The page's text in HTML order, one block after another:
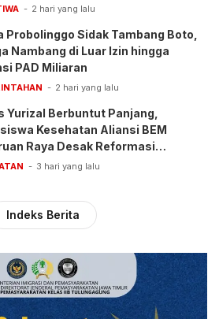
2 hari yang lalu
Probolinggo Sidak Tambang Boto,
Nambang di Luar Izin hingga
PAD Miliaran
2 hari yang lalu
Yurizal Berbuntut Panjang,
Kesehatan Aliansi BEM
Raya Desak Reformasi
BPJS
3 hari yang lalu
Indeks Berita